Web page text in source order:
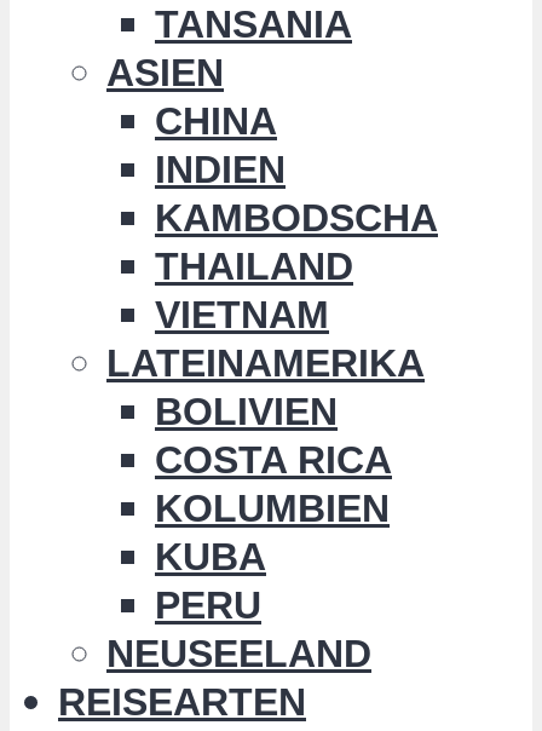
TANSANIA
ASIEN
CHINA
INDIEN
KAMBODSCHA
THAILAND
VIETNAM
LATEINAMERIKA
BOLIVIEN
COSTA RICA
KOLUMBIEN
KUBA
PERU
NEUSEELAND
REISEARTEN